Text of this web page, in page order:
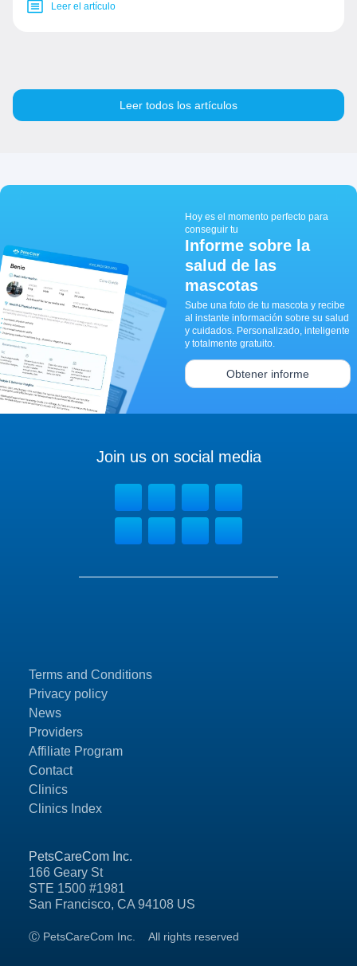
Leer el artículo
Leer todos los artículos
Hoy es el momento perfecto para
conseguir tu
Informe sobre la
salud de las
mascotas
Sube una foto de tu mascota y recibe
al instante información sobre su salud
y cuidados. Personalizado, inteligente
y totalmente gratuito.
Obtener informe
PetsCareCom Inc.
166 Geary St
STE 1500 #1981
San Francisco, CA 94108 US
Ⓒ PetsCareCom Inc. All rights reserved
Terms and Conditions
Privacy policy
News
Providers
Affiliate Program
Contact
Clinics
Clinics Index
Join us on social media